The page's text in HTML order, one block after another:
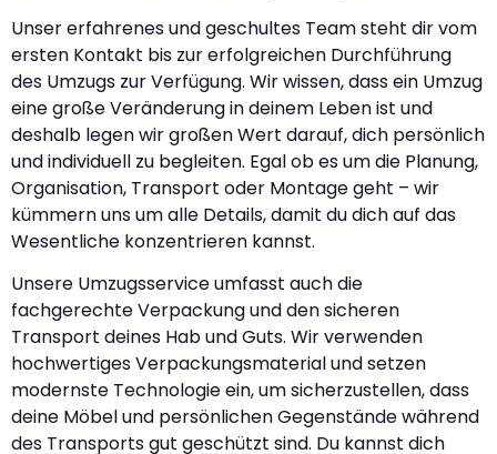
Unser erfahrenes und geschultes Team steht dir vom
ersten Kontakt bis zur erfolgreichen Durchführung
des Umzugs zur Verfügung. Wir wissen, dass ein Umzug
eine große Veränderung in deinem Leben ist und
deshalb legen wir großen Wert darauf, dich persönlich
und individuell zu begleiten. Egal ob es um die Planung,
Organisation, Transport oder Montage geht – wir
kümmern uns um alle Details, damit du dich auf das
Wesentliche konzentrieren kannst.
Unsere Umzugsservice umfasst auch die
fachgerechte Verpackung und den sicheren
Transport deines Hab und Guts. Wir verwenden
hochwertiges Verpackungsmaterial und setzen
modernste Technologie ein, um sicherzustellen, dass
deine Möbel und persönlichen Gegenstände während
des Transports gut geschützt sind. Du kannst dich